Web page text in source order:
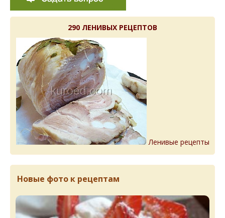
290 ЛЕНИВЫХ РЕЦЕПТОВ
Ленивые рецепты
Новые фото к рецептам